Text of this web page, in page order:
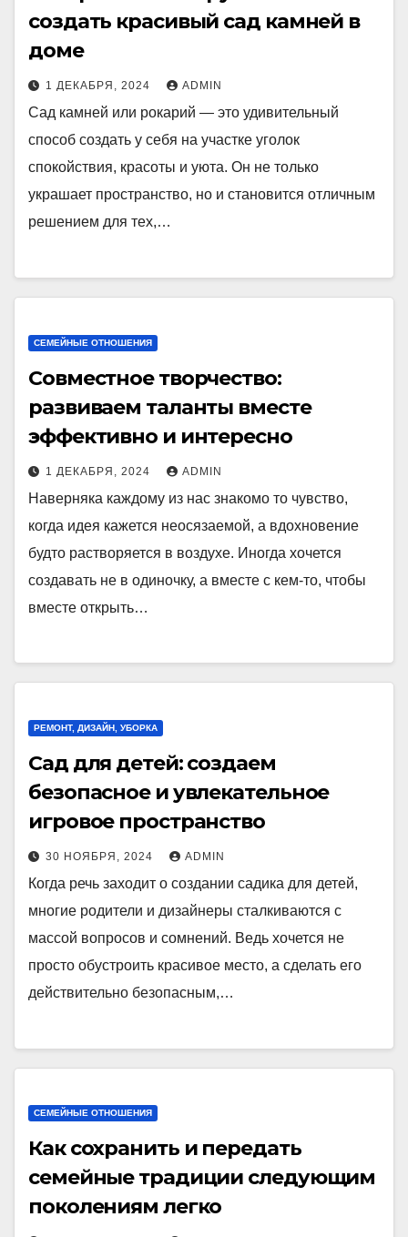
создать красивый сад камней в
доме
1 ДЕКАБРЯ, 2024 ADMIN
Сад камней или рокарий — это удивительный
способ создать у себя на участке уголок
спокойствия, красоты и уюта. Он не только
украшает пространство, но и становится отличным
решением для тех,…
СЕМЕЙНЫЕ ОТНОШЕНИЯ
Совместное творчество:
развиваем таланты вместе
эффективно и интересно
1 ДЕКАБРЯ, 2024 ADMIN
Наверняка каждому из нас знакомо то чувство,
когда идея кажется неосязаемой, а вдохновение
будто растворяется в воздухе. Иногда хочется
создавать не в одиночку, а вместе с кем-то, чтобы
вместе открыть…
РЕМОНТ, ДИЗАЙН, УБОРКА
Сад для детей: создаем
безопасное и увлекательное
игровое пространство
30 НОЯБРЯ, 2024 ADMIN
Когда речь заходит о создании садика для детей,
многие родители и дизайнеры сталкиваются с
массой вопросов и сомнений. Ведь хочется не
просто обустроить красивое место, а сделать его
действительно безопасным,…
СЕМЕЙНЫЕ ОТНОШЕНИЯ
Как сохранить и передать
семейные традиции следующим
поколениям легко